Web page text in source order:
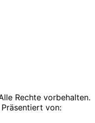
Rechte vorbehalten.
von: